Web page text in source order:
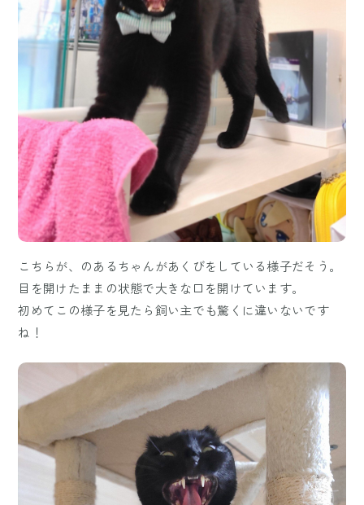
こちらが、のあるちゃんがあくびをしている様子だそう。
目を開けたままの状態で大きな口を開けています。
初めてこの様子を見たら飼い主でも驚くに違いないです
ね！